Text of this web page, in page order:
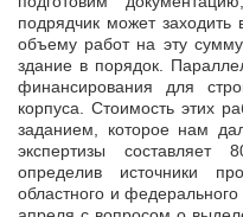
подрядчик может
объему работ на эту
здание в порядок.
финансирования для
корпуса. Стоимость этих
заданием, которое нам
экспертизы
определив источники
областного и